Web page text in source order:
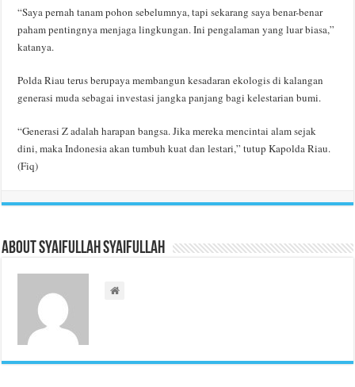
“Saya pernah tanam pohon sebelumnya, tapi sekarang saya benar-benar
paham pentingnya menjaga lingkungan. Ini pengalaman yang luar biasa,”
katanya.
Polda Riau terus berupaya membangun kesadaran ekologis di kalangan
generasi muda sebagai investasi jangka panjang bagi kelestarian bumi.
“Generasi Z adalah harapan bangsa. Jika mereka mencintai alam sejak
dini, maka Indonesia akan tumbuh kuat dan lestari,” tutup Kapolda Riau.
(Fiq)
About Syaifullah Syaifullah